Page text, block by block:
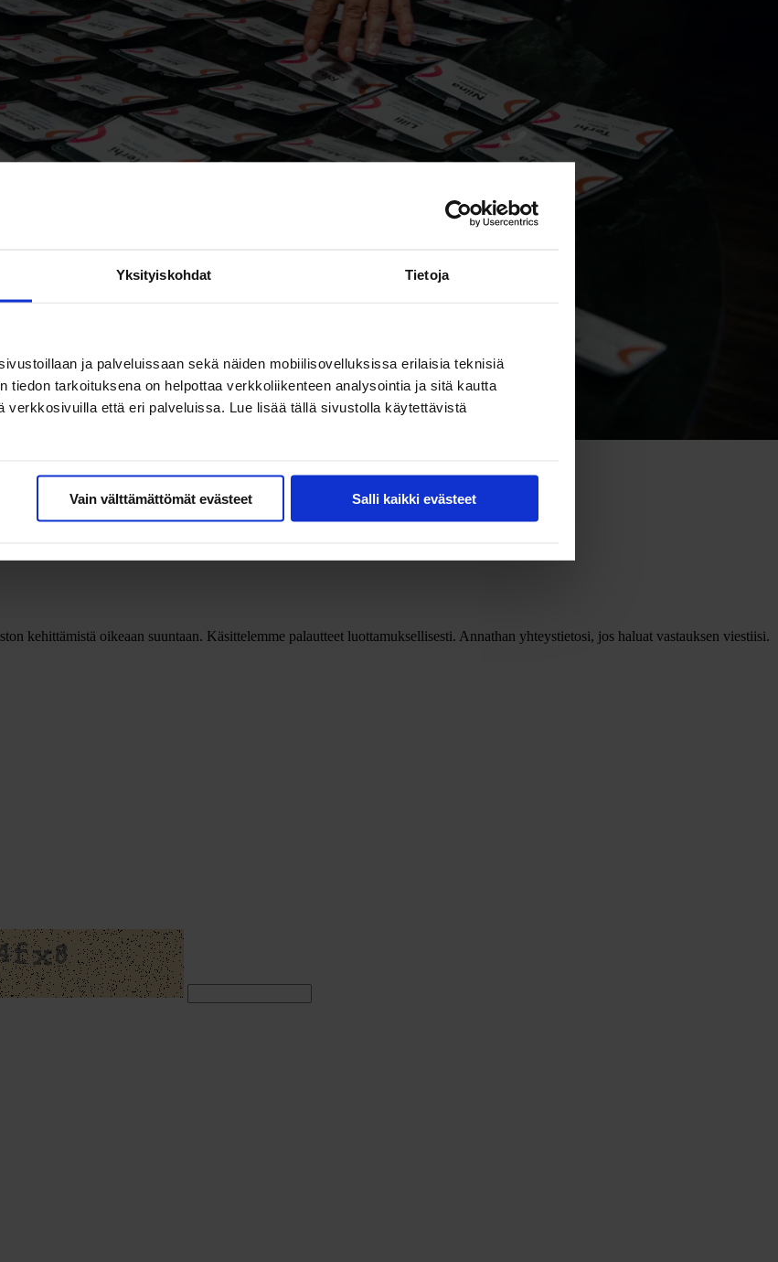
Yksityiskohdat Tietoja
ja palveluissaan sekä näiden mobiilisovelluksissa erilaisia teknisiä
tiedon tarkoituksena on helpottaa verkkoliikenteen analysointia ja sitä kautta
verkkosivuilla että eri palveluissa. Lue lisää tällä sivustolla käytettävistä
Vain välttämättömät evästeet Salli kaikki evästeet
kehittämistä oikeaan suuntaan. Käsittelemme palautteet luottamuksellisesti. Annathan yhteystietosi, jos haluat vastauksen viestiisi.